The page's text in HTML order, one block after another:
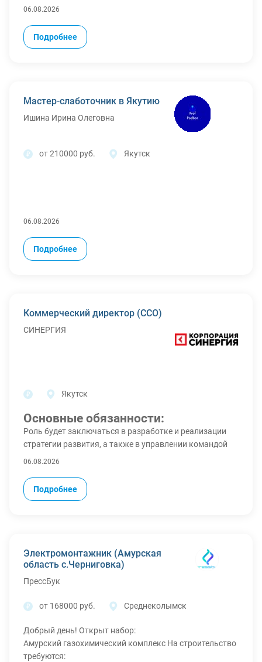
Подробнее
06.08.2026
Мастер-слаботочник в Якутию
Ишина Ирина Олеговна
от 210000 руб. Якутск
Подробнее
06.08.2026
Коммерческий директор (CCO)
СИНЕРГИЯ
Якутск
Основные обязанности:
Роль будет заключаться в разработке и реализации
стратегии развития, а также в управлении командой
для достижения амбициозных целей;
всего арсенала маркетинговых инструментов и
переговорных техник для заключения выгодных
обеспечивать конкурентное преимущество, предлагая
высокий уровень сервиса и удовлетворяя потребности
Участие в деловых поездках для проведения
образовательных учреждений, Управление
Работа по бюджетированию, учёт и анализ
финансовых показателей, составление аналитических
Подробнее
06.08.2026
Электромонтажник (Амурская
область с.Черниговка)
ПрессБук
от 168000 руб. Среднеколымск
Добрый день! Открыт набор:
Амурский газохимический комплекс На строительство
требуются: